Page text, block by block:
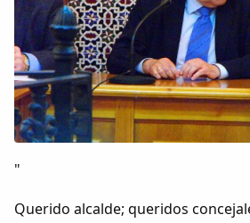
"
Querido alcalde; queridos